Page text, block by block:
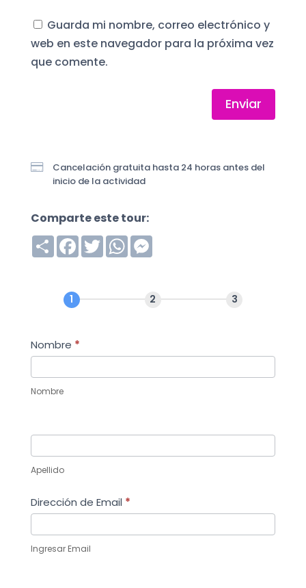
Guarda mi nombre, correo electrónico y
web en este navegador para la próxima vez
que comente.
Enviar

Cancelación gratuita hasta 24 horas antes del
inicio de la actividad
Comparte este tour:
S
h
a
F
a
c
o
o
T
w
e
W
h
a
A
M
n
g
Nombre *
Nombre
Apellido
Dirección de Email *
Ingresar Email